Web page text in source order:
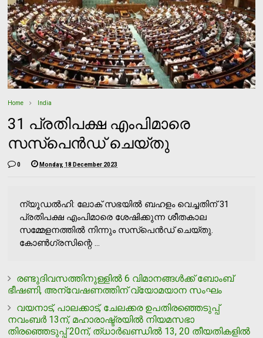
Home India
31 പ്രതിപക്ഷ എംപിമാരെ
സസ്‌പെന്‍ഡ് ചെയ്തു
0 Monday, 18 December 2023
ന്യൂഡല്‍ഹി: ലോക് സഭയില്‍ ബഹളം വെച്ചതിന് 31
പ്രതിപക്ഷ എംപിമാരെ ശേഷിക്കുന്ന ശീതകാല
സമ്മേളനത്തില്‍ നിന്നും സസ്‌പെന്‍ഡ് ചെയ്തു.
കോണ്‍ഗ്രസിന്റെ ...
രണ്ടുദിവസത്തിനുള്ളില്‍ 6 വിമാനങ്ങള്‍ക്ക് ബോംബ്
ഭീഷണി, അന്വേഷണത്തിന് വ്യോമയാന സംഘം
വയനാട്, പാലക്കാട്, ചേലക്കര ഉപതിരഞ്ഞെടുപ്പ്
നവംബര്‍ 13ന്, മഹാരാഷ്ട്രയില്‍ നിയമസഭാ
തിരഞ്ഞെടുപ്പ് 20ന്, ത്ധാര്‍ഖണ്ഡില്‍ 13, 20 തീയതികളില്‍